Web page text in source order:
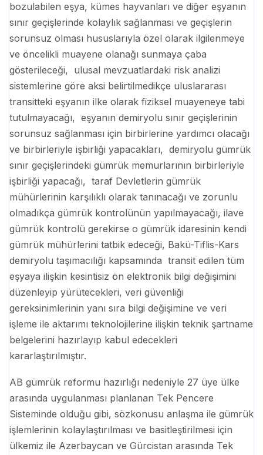
bozulabilen eşya, kümes hayvanları ve diğer eşyanın
sınır geçişlerinde kolaylık sağlanması ve geçişlerin
sorunsuz olması hususlarıyla özel olarak ilgilenmeye
ve öncelikli muayene olanağı sunmaya çaba
gösterileceği, ulusal mevzuatlardaki risk analizi
sistemlerine göre aksi belirtilmedikçe uluslararası
transitteki eşyanın ilke olarak fiziksel muayeneye tabi
tutulmayacağı, eşyanın demiryolu sınır geçişlerinin
sorunsuz sağlanması için birbirlerine yardımcı olacağı
ve birbirleriyle işbirliği yapacakları, demiryolu gümrük
sınır geçişlerindeki gümrük memurlarının birbirleriyle
işbirliği yapacağı, taraf Devletlerin gümrük
mühürlerinin karşılıklı olarak tanınacağı ve zorunlu
olmadıkça gümrük kontrolünün yapılmayacağı, ilave
gümrük kontrolü gerekirse o gümrük idaresinin kendi
gümrük mühürlerini tatbik edeceği, Bakü-Tiflis-Kars
demiryolu taşımacılığı kapsamında transit edilen tüm
eşyaya ilişkin kesintisiz ön elektronik bilgi değişimini
düzenleyip yürütecekleri, veri güvenliği
gereksinimlerinin yanı sıra bilgi değişimine ve veri
işleme ile aktarımı teknolojilerine ilişkin teknik şartname
belgelerini hazırlayıp kabul edecekleri
kararlaştırılmıştır.
AB gümrük reformu hazırlığı nedeniyle 27 üye ülke
arasında uygulanması planlanan Tek Pencere
Sisteminde olduğu gibi, sözkonusu anlaşma ile gümrük
işlemlerinin kolaylaştırılması ve basitleştirilmesi için
ülkemiz ile Azerbaycan ve Gürcistan arasında Tek